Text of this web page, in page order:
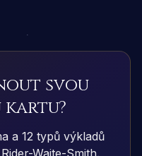
svou
a 12 typů výkladů
Waite-Smith.